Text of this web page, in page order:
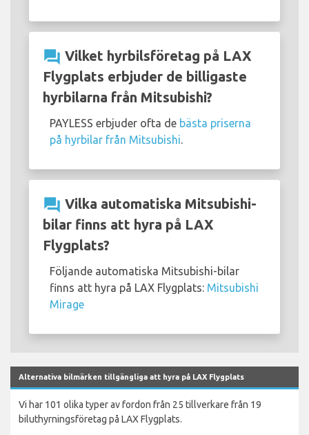
question_answer Vilket hyrbilsföretag på LAX
Flygplats erbjuder de billigaste
hyrbilarna från Mitsubishi?
PAYLESS erbjuder ofta de bästa priserna
på hyrbilar från Mitsubishi.
question_answer Vilka automatiska Mitsubishi-
bilar finns att hyra på LAX
Flygplats?
Följande automatiska Mitsubishi-bilar
finns att hyra på LAX Flygplats: Mitsubishi
Mirage
Alternativa bilmärken tillgängliga att hyra på LAX Flygplats
Vi har 101 olika typer av fordon från 25 tillverkare från 19
biluthyrningsföretag på LAX Flygplats.